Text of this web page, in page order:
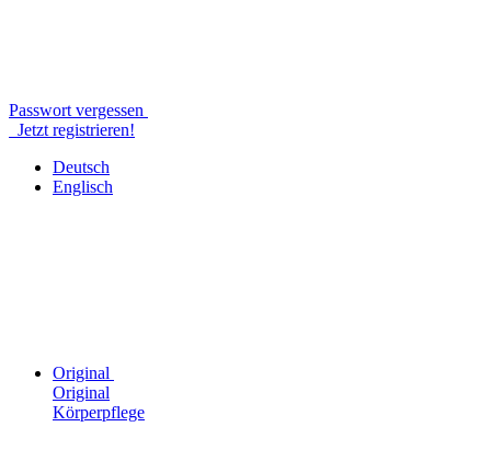
Passwort vergessen
Jetzt registrieren!
Deutsch
Englisch
Original
Original
Körperpflege